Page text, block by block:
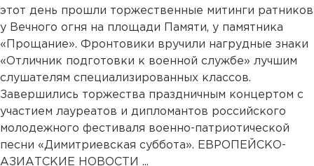
этот день прошли торжественные митинги ратников
у Вечного огня на площади Памяти, у памятника
«Прощание». Фронтовики вручили нагрудные знаки
«Отличник подготовки к военной службе» лучшим
слушателям специализированных классов.
Завершились торжества праздничным концертом с
участием лауреатов и дипломантов российского
молодежного фестиваля военно-патриотической
песни «Димитриевская суббота». ЕВРОПЕЙСКО-
АЗИАТСКИЕ НОВОСТИ ...